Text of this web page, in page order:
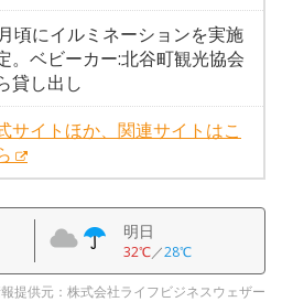
頃にイルミネーションを実施
。ベビーカー:北谷町観光協会
貸し出し
サイトほか、関連サイトはこ
明日
32℃／28℃
提供元：株式会社ライフビジネスウェザー